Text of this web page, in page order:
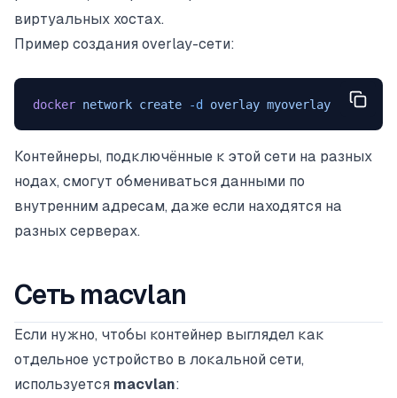
виртуальных хостах.
Пример создания overlay-сети:
docker network create -d overlay myoverlay
Контейнеры, подключённые к этой сети на разных
нодах, смогут обмениваться данными по
внутренним адресам, даже если находятся на
разных серверах.
Сеть macvlan
Если нужно, чтобы контейнер выглядел как
отдельное устройство в локальной сети,
используется macvlan: